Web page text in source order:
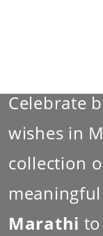
Celebrate
wishes in
collection
meaningful
Marathi